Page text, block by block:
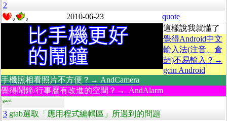
2
0 0 2010-06-23
quote
這樣說我就懂了
覺得Android中文
輸入法(注音、倉
頡)不易輸入？→
gcin Android
手機照相看照片不方便？→ AndCamera
覺得鬧鐘/行事曆有改進的空間？→ AndAlarm
guest
3 gtab選取「應用程式編輯區」所遇到的問題